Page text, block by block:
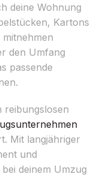
deine Wohnung
Kartons
den Umfang
passende
reibungslosen
Mit langjähriger
und
deinem Umzug